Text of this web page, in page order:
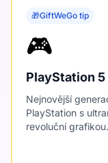
nejčastější
hledají.
ponožky,
kosmetické
nebo hravé
sport, auto-
osobní dárky —
🎁GiftWeGo tip
🎮
PlayStation 5
Nejnovější
PlayStation s
revoluční